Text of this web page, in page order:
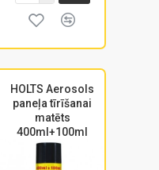
HOLTS Aerosols
paneļa tīrīšanai
matēts
400ml+100ml